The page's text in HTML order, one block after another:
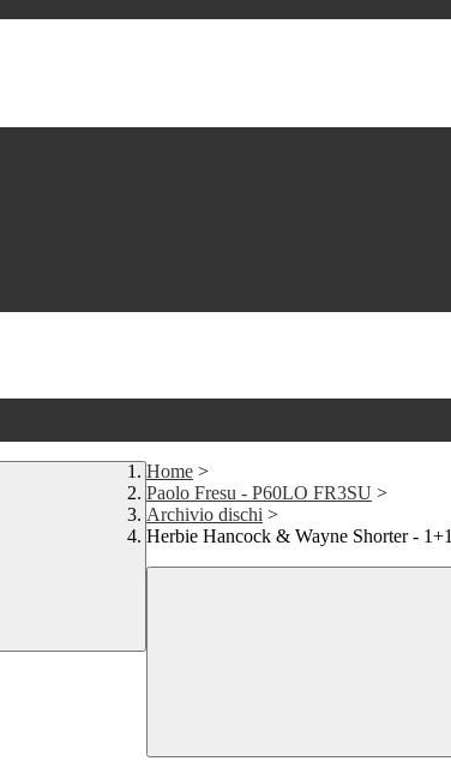
Home >
Paolo Fresu - P60LO FR3SU >
Archivio dischi >
Herbie Hancock & Wayne Shorter - 1+1